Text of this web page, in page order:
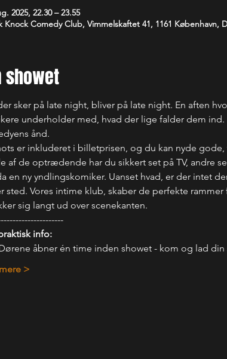
2025, 22.30 – 23.55
Knock Comedy Club, Vimmelskaftet 41, 1161 København,
showet
sker på late night, bliver på late night. En aften
underholder med, hvad der lige falder dem
ånd.
er inkluderet i billetprisen, og du kan nyde
af de optrædende har du sikkert set på TV, andre
en ny yndlingskomiker. Uanset hvad, er der intet
sted. Vores intime klub, skaber de perfekte
sig langt ud over scenekanten.
info:
åbner én time inden showet - kom og lad
>